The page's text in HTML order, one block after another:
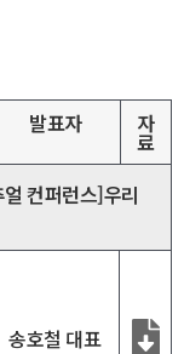
발표자 자
료
컨퍼런스]우리
송호철 대표